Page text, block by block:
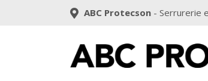
ABC Protecson - Serrurerie